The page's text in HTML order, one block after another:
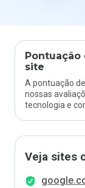
Pontuação
site
A pontuação
nossas
tecnologia e
Veja sites